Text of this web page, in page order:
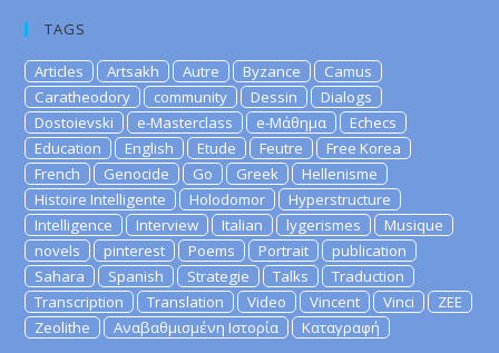
TAGS
Articles Artsakh Autre Byzance
Camus
Caratheodory
community Dessin
Dialogs
Dostoievski
e-Masterclass e-Μάθημα
Echecs
Education
English Etude Feutre
Free Korea
French
Genocide Go Greek
Hellenisme
Histoire Intelligente
Holodomor
Hyperstructure
Intelligence
Interview Italian lygerismes
Musique
novels
pinterest Poems Portrait
publication
Sahara
Spanish Strategie Talks
Traduction
Transcription
Translation Video Vincent Vinci
ZEE
Zeolithe
Αναβαθμισμένη Ιστορία Καταγραφή